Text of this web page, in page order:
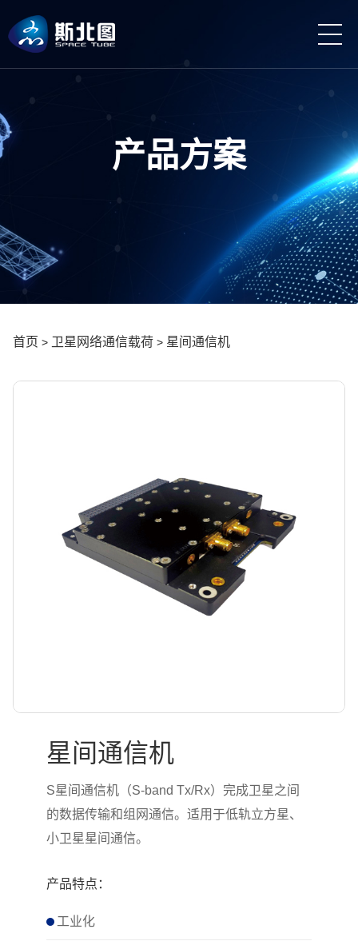
产品方案
首页 > 卫星网络通信载荷 > 星间通信机
星间通信机
S星间通信机（S-band Tx/Rx）完成卫星之间
的数据传输和组网通信。适用于低轨立方星、
小卫星星间通信。
产品特点：
工业化